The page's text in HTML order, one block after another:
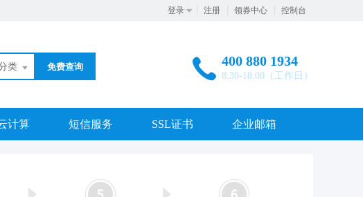
登录 注册 领券中心 控制台
类 免费查询 400 880 1934
8:30-18:00（工作日）
计算 短信服务 SSL证书 企业邮箱